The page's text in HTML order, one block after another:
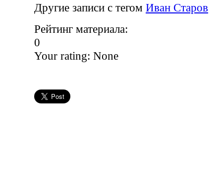
Другие записи с тегом Иван Старов
Рейтинг материала:
0
Your rating: None